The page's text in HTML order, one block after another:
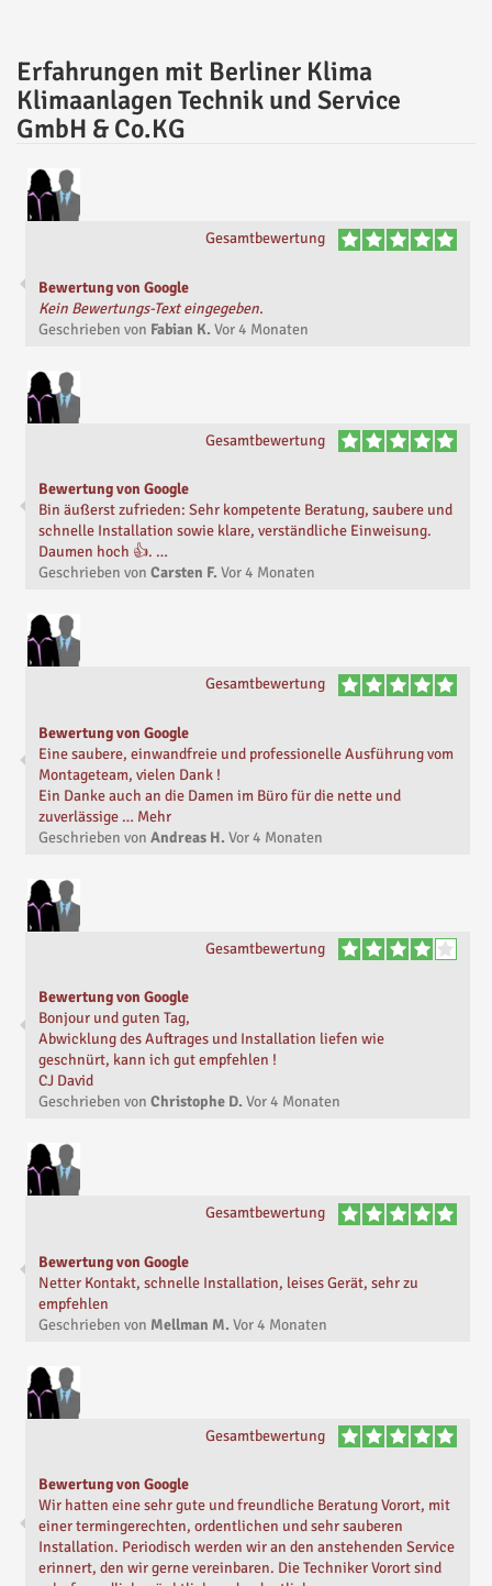
Erfahrungen mit Berliner Klima
Klimaanlagen Technik und Service
GmbH & Co.KG
Gesamtbewertung
Bewertung von Google
Kein Bewertungs-Text eingegeben.
Geschrieben von Fabian K. Vor4 Monaten
Gesamtbewertung
Bewertung von Google
Bin äußerst zufrieden: Sehr kompetente Beratung, saubere und
schnelle Installation sowie klare, verständliche Einweisung.
Daumen hoch 👍. …
Geschrieben von Carsten F. Vor4 Monaten
Gesamtbewertung
Bewertung von Google
Eine saubere, einwandfreie und professionelle Ausführung vom
Montageteam, vielen Dank !
Ein Danke auch an die Damen im Büro für die nette und
zuverlässige … Mehr
Geschrieben von Andreas H. Vor4 Monaten
Gesamtbewertung
Bewertung von Google
Bonjour und guten Tag,
Abwicklung des Auftrages und Installation liefen wie
geschnürt, kann ich gut empfehlen !
CJ David
Geschrieben von Christophe D. Vor4 Monaten
Gesamtbewertung
Bewertung von Google
Netter Kontakt, schnelle Installation, leises Gerät, sehr zu
empfehlen
Geschrieben von Mellman M. Vor4 Monaten
Gesamtbewertung
Bewertung von Google
Wir hatten eine sehr gute und freundliche Beratung Vorort, mit
einer termingerechten, ordentlichen und sehr sauberen
Installation. Periodisch werden wir an den anstehenden Service
erinnert, den wir gerne vereinbaren. Die Techniker Vorort sind